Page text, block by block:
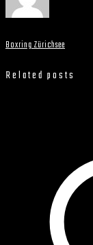
Boxring Zürichsee
Related posts